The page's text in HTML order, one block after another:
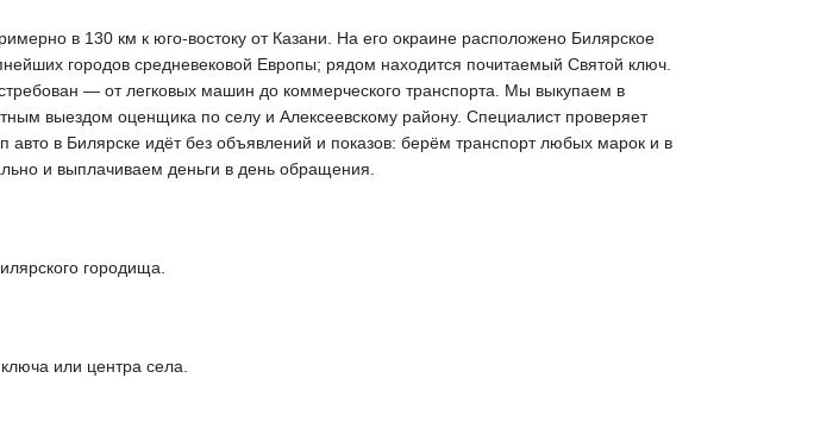
в 130 км к юго-востоку от Казани. На его окраине расположено Билярское
городов средневековой Европы; рядом находится почитаемый Святой ключ.
— от легковых машин до коммерческого транспорта. Мы выкупаем в
выездом оценщика по селу и Алексеевскому району. Специалист проверяет
в Билярске идёт без объявлений и показов: берём транспорт любых марок и в
и выплачиваем деньги в день обращения.
городища.
или центра села.